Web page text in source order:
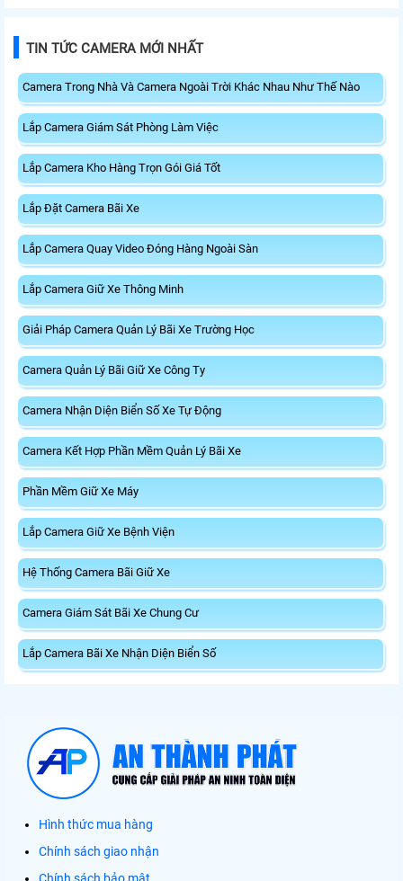
TIN TỨC CAMERA MỚI NHẤT
Camera Trong Nhà Và Camera Ngoài Trời Khác Nhau Như Thế Nào
Lắp Camera Giám Sát Phòng Làm Việc
Lắp Camera Kho Hàng Trọn Gói Giá Tốt
Lắp Đặt Camera Bãi Xe
Lắp Camera Quay Video Đóng Hàng Ngoài Sàn
Lắp Camera Giữ Xe Thông Minh
Giải Pháp Camera Quản Lý Bãi Xe Trường Học
Camera Quản Lý Bãi Giữ Xe Công Ty
Camera Nhận Diện Biển Số Xe Tự Động
Camera Kết Hợp Phần Mềm Quản Lý Bãi Xe
Phần Mềm Giữ Xe Máy
Lắp Camera Giữ Xe Bệnh Viện
Hệ Thống Camera Bãi Giữ Xe
Camera Giám Sát Bãi Xe Chung Cư
Lắp Camera Bãi Xe Nhận Diện Biển Số
Hình thức mua hàng
Chính sách giao nhận